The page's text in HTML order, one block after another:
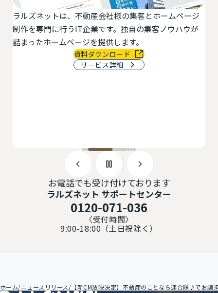
ラルズネットは、不動産会社様の集客とホームページ
制作を専門に行うIT企業です。独自の集客ノウハウが
詰まったホームページを提供します。
資料ダウンロード
サービス詳細
お電話でも受け付けております
ラルズネット サポートセンター
0120-071-036
〈受付時間〉
9:00-18:00（土日祝除く）
ホーム/ニュースリリース / 【新CM放映決定】不動産のことなら連合隊♪でお馴